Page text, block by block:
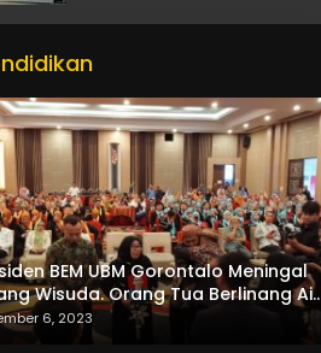
BEM UBM Gorontalo Meningal
Wisuda. Orang Tua Berlinang Air
Menerima SKL dan Pemasangan
6, 2023